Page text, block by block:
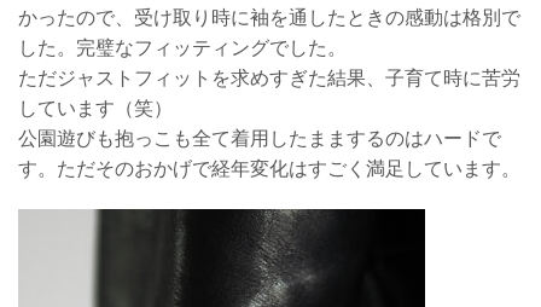
かったので、受け取り時に袖を通したときの感動は格別で
した。完璧なフィッティングでした。
ただジャストフィットを求めすぎた結果、子育て時に苦労
しています（笑）
公園遊びも抱っこも全て着用したままするのはハードで
す。ただそのおかげで経年変化はすごく満足しています。